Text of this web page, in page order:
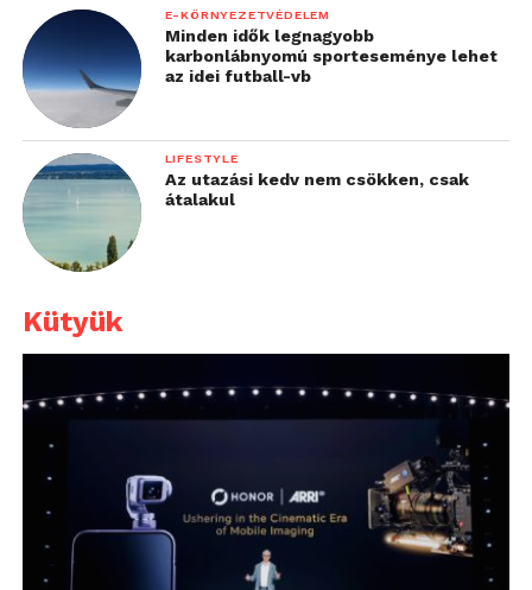
E-KÖRNYEZETVÉDELEM
Minden idők legnagyobb
karbonlábnyomú sporteseménye lehet
az idei futball-vb
LIFESTYLE
Az utazási kedv nem csökken, csak
átalakul
Kütyük